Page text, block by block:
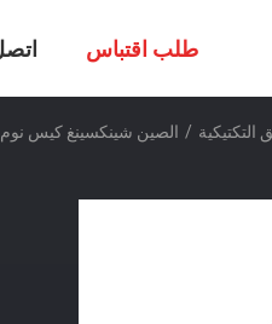
طلب اقتباس
/ الصين شينكسينغ كيس